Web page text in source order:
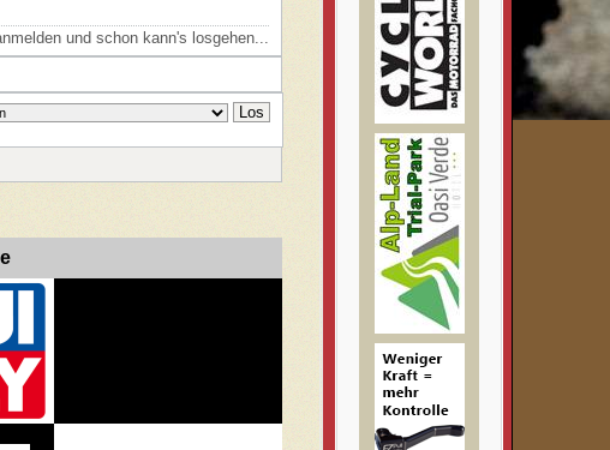
und schon kann's losgehen...